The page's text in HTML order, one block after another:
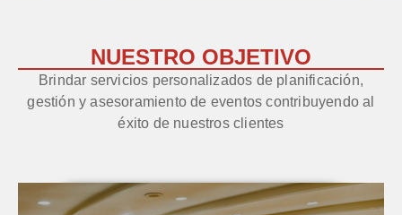
NUESTRO OBJETIVO
Brindar servicios personalizados de planificación,
gestión y asesoramiento de eventos contribuyendo al
éxito de nuestros clientes